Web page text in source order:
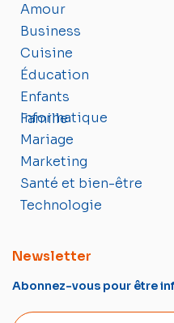
Amour
Business
Cuisine
Éducation
Enfants
Famille
Informatique
Mariage
Marketing
Santé et bien-être
Technologie
Newsletter
Abonnez-vous pour être